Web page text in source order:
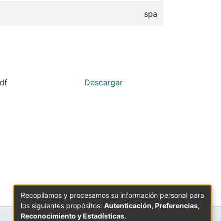
spa
Descargar
Recopilamos y procesamos su información personal para
los siguientes propósitos: Autenticación, Preferencias,
Reconocimiento y Estadísticas.